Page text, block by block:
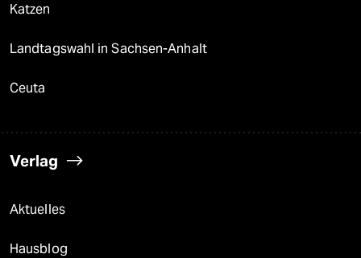
Katzen
Landtagswahl in Sachsen-Anhalt
Ceuta
Verlag
Aktuelles
Hausblog